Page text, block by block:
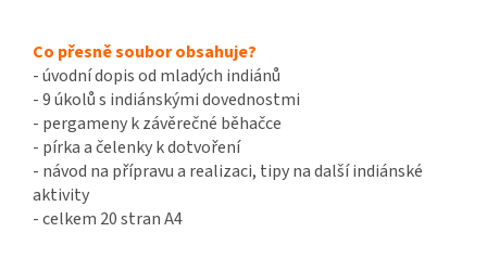
Co přesně soubor obsahuje?
- úvodní dopis od mladých indiánů
- 9 úkolů s indiánskými dovednostmi
- pergameny k závěrečné běhačce
- pírka a čelenky k dotvoření
- návod na přípravu a realizaci, tipy na další indiánské
aktivity
- celkem 20 stran A4